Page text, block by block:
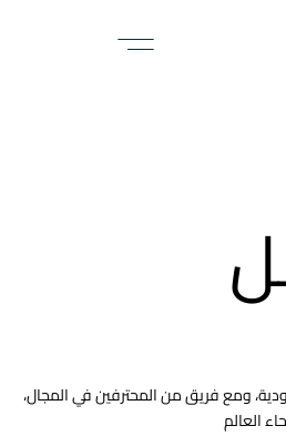
ومع فريق من المحترفين في المجال،
العالم